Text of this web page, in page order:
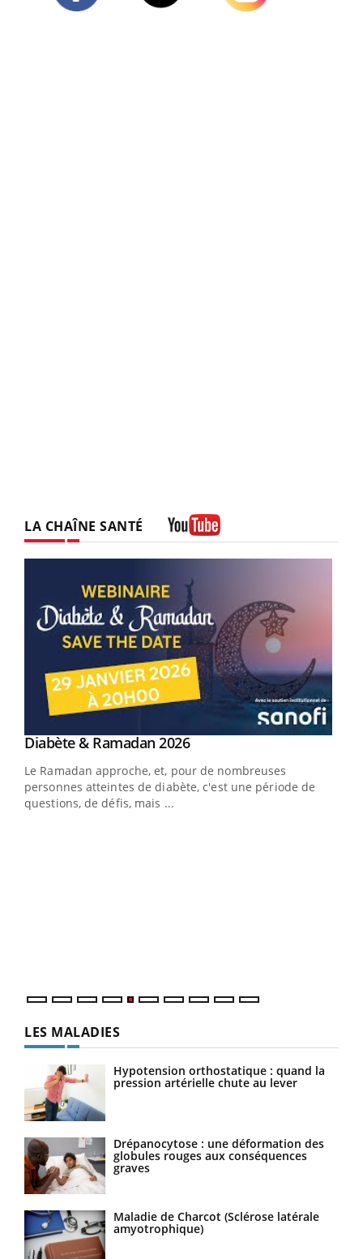
LA CHAÎNE SANTÉ
Youtube
Diabète & Ramadan 2026Youtube
Le Ramadan approche, et, pour de nombreuses
personnes atteintes de diabète, c'est une période de
questions, de défis, mais ...
LES MALADIES
Hypotension orthostatique : quand la
pression artérielle chute au lever
Drépanocytose : une déformation des
globules rouges aux conséquences
graves
Maladie de Charcot (Sclérose latérale
amyotrophique)